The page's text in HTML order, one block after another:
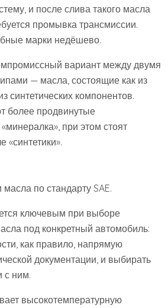
и после слива такого масла
промывка трансмиссии.
марки недёшево.
вариант между двумя
— масла, состоящие как из
синтетических компонентов.
более продвинутые
при этом стоят
«синтетики».
масла по стандарту SAE.
ключевым при выборе
под конкретный автомобиль:
как правило, напрямую
документации, и выбирать
с ним.
высокотемпературную